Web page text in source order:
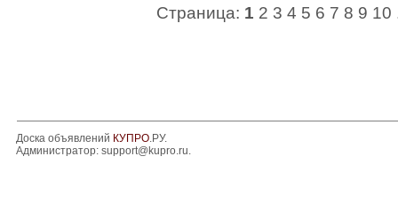
Страница: 1 2 3 4 5 6 7 8 9 10
Доска объявлений КУПРО.РУ.
Администратор: support@kupro.ru.